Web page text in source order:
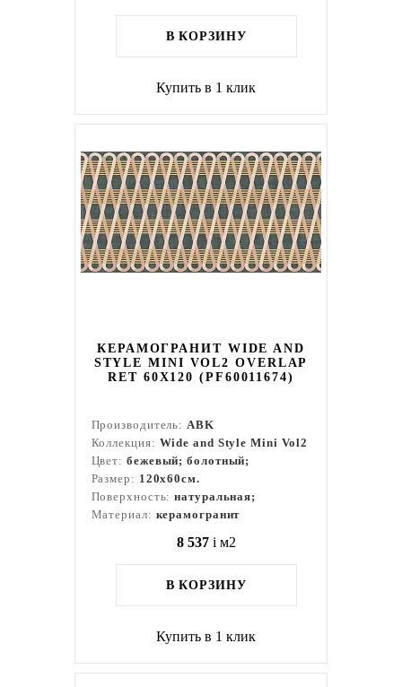
В КОРЗИНУ
Купить в 1 клик
КЕРАМОГРАНИТ WIDE AND
STYLE MINI VOL2 OVERLAP
RET 60Х120 (PF60011674)
Производитель:ABK
Коллекция: Wide and Style Mini Vol2
Цвет: бежевый; болотный;
Размер: 120x60см.
Поверхность:натуральная;
Материал: керамогранит
8 537 i м2
В КОРЗИНУ
Купить в 1 клик